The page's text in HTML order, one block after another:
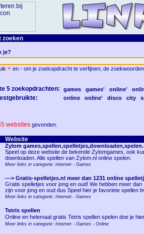
zoeken
je?
+ en - om je zoekopdracht te verfijnen; de
5 zoekopdrachten: games games' online'
online online' disco city
websites gevonden.
Website
Zylom games,spellen,spelletjes,downloaden,spelen.
Speel op deze website de bekende Zylomgames, ook
downloaden. Alle spellen van Zylom.nl online spelen.
Meer links in categorie: Internet - Games
---> Gratis-spelletjes.nl meer dan 1231 online
Gratis spelletjes voor jong en oud! We hebben meer
zijn voor jong en oud dus Speel hier je favoriete spellen
Meer links in categorie: Internet - Games
Tetris spellen
Online en helemaal gratis Tetris spellen spelen doe je
Meer links in categorie: Internet - Games - Online